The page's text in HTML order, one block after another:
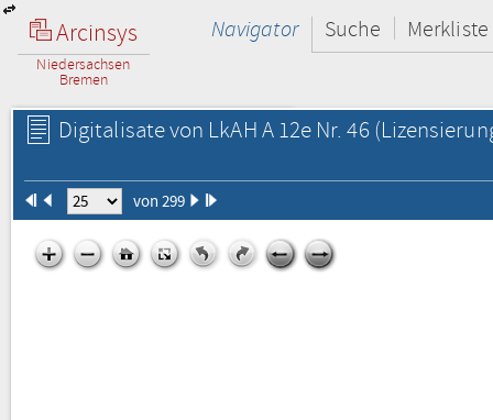
Arcinsys
Niedersachsen
Bremen
Navigator Suche Merkliste
Digitalisate von LkAH A 12e Nr. 46
von 299